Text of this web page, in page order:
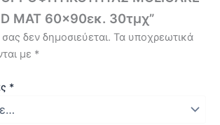
MAT 60×90εκ. 30τμχ”
δεν δημοσιεύεται. Τα υποχρεωτικά
με *
*